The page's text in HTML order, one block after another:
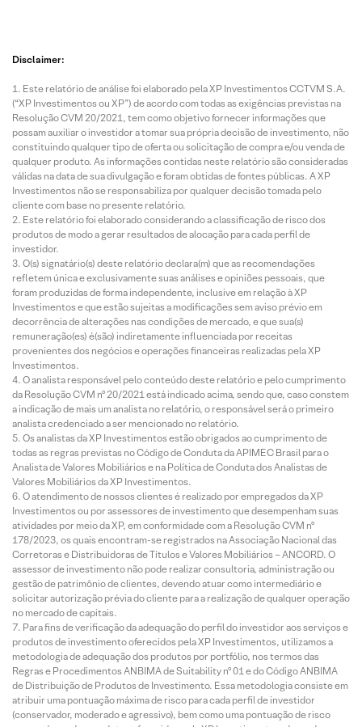
Disclaimer:
Este relatório de análise foi elaborado pela XP Investimentos CCTVM S.A.
(“XP Investimentos ou XP”) de acordo com todas as exigências previstas na
Resolução CVM 20/2021, tem como objetivo fornecer informações que
possam auxiliar o investidor a tomar sua própria decisão de investimento, não
constituindo qualquer tipo de oferta ou solicitação de compra e/ou venda de
qualquer produto. As informações contidas neste relatório são consideradas
válidas na data de sua divulgação e foram obtidas de fontes públicas. A XP
Investimentos não se responsabiliza por qualquer decisão tomada pelo
cliente com base no presente relatório.
Este relatório foi elaborado considerando a classificação de risco dos
produtos de modo a gerar resultados de alocação para cada perfil de
investidor.
O(s) signatário(s) deste relatório declara(m) que as recomendações
refletem única e exclusivamente suas análises e opiniões pessoais, que
foram produzidas de forma independente, inclusive em relação à XP
Investimentos e que estão sujeitas a modificações sem aviso prévio em
decorrência de alterações nas condições de mercado, e que sua(s)
remuneração(es) é(são) indiretamente influenciada por receitas
provenientes dos negócios e operações financeiras realizadas pela XP
Investimentos.
O analista responsável pelo conteúdo deste relatório e pelo cumprimento
da Resolução CVM nº 20/2021 está indicado acima, sendo que, caso constem
a indicação de mais um analista no relatório, o responsável será o primeiro
analista credenciado a ser mencionado no relatório.
Os analistas da XP Investimentos estão obrigados ao cumprimento de
todas as regras previstas no Código de Conduta da APIMEC Brasil para o
Analista de Valores Mobiliários e na Política de Conduta dos Analistas de
Valores Mobiliários da XP Investimentos.
O atendimento de nossos clientes é realizado por empregados da XP
Investimentos ou por assessores de investimento que desempenham suas
atividades por meio da XP, em conformidade com a Resolução CVM nº
178/2023, os quais encontram-se registrados na Associação Nacional das
Corretoras e Distribuidoras de Títulos e Valores Mobiliários – ANCORD. O
assessor de investimento não pode realizar consultoria, administração ou
gestão de patrimônio de clientes, devendo atuar como intermediário e
solicitar autorização prévia do cliente para a realização de qualquer operação
no mercado de capitais.
Para fins de verificação da adequação do perfil do investidor aos serviços e
produtos de investimento oferecidos pela XP Investimentos, utilizamos a
metodologia de adequação dos produtos por portfólio, nos termos das
Regras e Procedimentos ANBIMA de Suitability nº 01 e do Código ANBIMA
de Distribuição de Produtos de Investimento. Essa metodologia consiste em
atribuir uma pontuação máxima de risco para cada perfil de investidor
(conservador, moderado e agressivo), bem como uma pontuação de risco